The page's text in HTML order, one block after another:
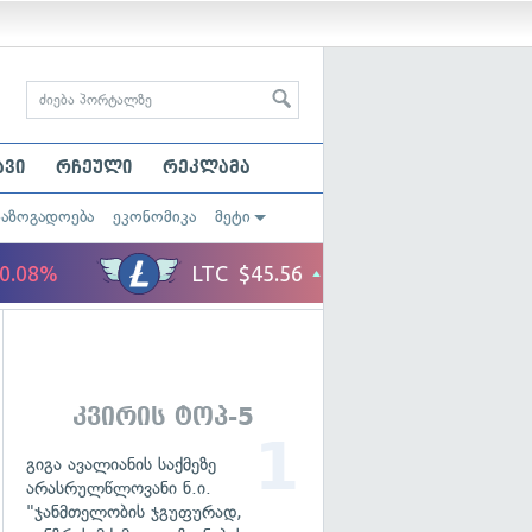
რჩეული რეკლამა
ეკონომიკა მეტი
კვირის ტოპ-5
გიგა ავალიანის საქმეზე
არასრულწლოვანი ნ.ი.
"ჯანმთელობის ჯგუფურად,